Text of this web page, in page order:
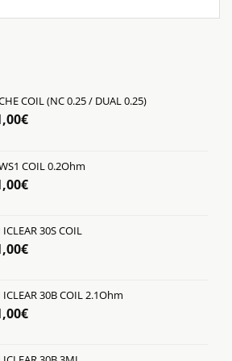
COIL (NC 0.25 / DUAL 0.25)
€Η
είναι:
1,00€.
COIL 0.2Ohm
€Η
είναι:
1,00€.
30S COIL
€Η
είναι:
1,00€.
30B COIL 2.1Ohm
€Η